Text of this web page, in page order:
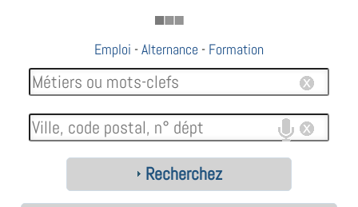
183
Emploi -Alternance - Formation
Recherchez